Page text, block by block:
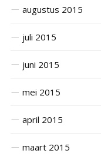
augustus 2015
juli 2015
juni 2015
mei 2015
april 2015
maart 2015